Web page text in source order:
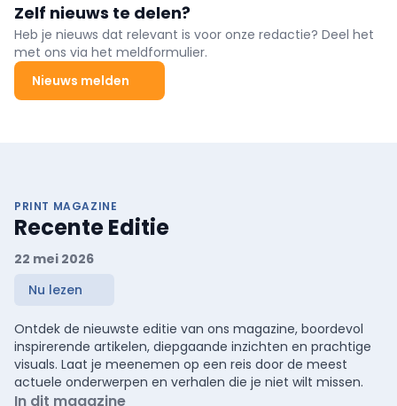
Zelf nieuws te delen?
Heb je nieuws dat relevant is voor onze redactie? Deel het
met ons via het meldformulier.
Nieuws melden
PRINT MAGAZINE
Recente Editie
22 mei 2026
Nu lezen
Ontdek de nieuwste editie van ons magazine, boordevol
inspirerende artikelen, diepgaande inzichten en prachtige
visuals. Laat je meenemen op een reis door de meest
actuele onderwerpen en verhalen die je niet wilt missen.
In dit magazine